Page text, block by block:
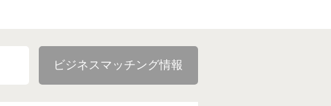
ビジネスマッチング情報